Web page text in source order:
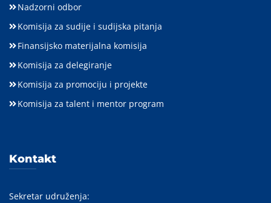
Nadzorni odbor
Komisija za sudije i sudijska pitanja
Finansijsko materijalna komisija
Komisija za delegiranje
Komisija za promociju i projekte
Komisija za talent i mentor program
Kontakt
Sekretar udruženja: